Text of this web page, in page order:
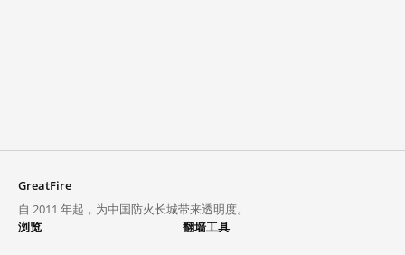
GreatFire
自 2011 年起，为中国防火长城带来透明度。
浏览
翻墙工具